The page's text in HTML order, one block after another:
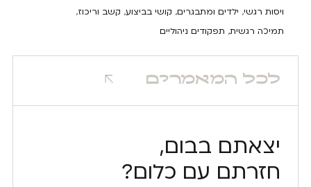
ויסות רגשי, ילדים ומתבגרים, קושי בביצוע, קשב וריכוז,
תמיכה רגשית, תפקודים ניהוליים
לכל המאמרים
יצאתם בבום,
חזרתם עם כלום?